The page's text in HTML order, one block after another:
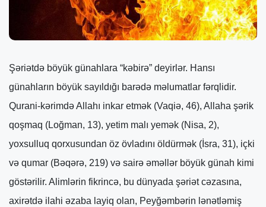
Şəriətdə böyük günahlara “kəbirə” deyirlər. Hansı
günahların böyük sayıldığı barədə məlumatlar fərqlidir.
Qurani-kərimdə Allahı inkar etmək (Vaqiə, 46), Allaha şərik
qoşmaq (Loğman, 13), yetim malı yemək (Nisa, 2),
yoxsulluq qorxusundan öz övladını öldürmək (İsra, 31), içki
və qumar (Bəqərə, 219) və sairə əməllər böyük günah kimi
göstərilir. Alimlərin fikrincə, bu dünyada şəriət cəzasına,
axirətdə ilahi əzaba layiq olan, Peyğəmbərin lənətlə­miş